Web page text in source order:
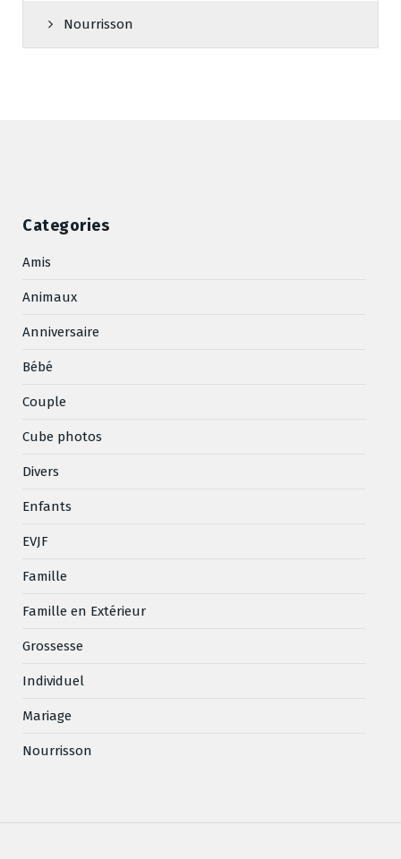
Nourrisson
Categories
Amis
Animaux
Anniversaire
Bébé
Couple
Cube photos
Divers
Enfants
EVJF
Famille
Famille en Extérieur
Grossesse
Individuel
Mariage
Nourrisson